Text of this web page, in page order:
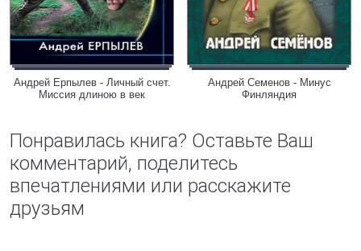
Андрей Ерпылев - Личный счет.
Миссия длиною в век
Андрей Семенов - Минус
Финляндия
Понравилась книга? Оставьте Ваш
комментарий, поделитесь
впечатлениями или расскажите
друзьям